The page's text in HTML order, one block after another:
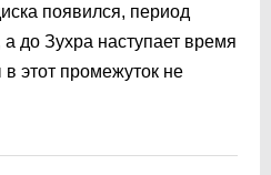
появился, период
до Зухра наступает время
этот промежуток не